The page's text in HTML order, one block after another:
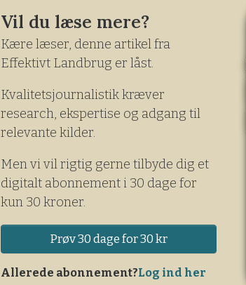
Vil du læse mere?
Kære læser, denne artikel fra
Effektivt Landbrug er låst.
Kvalitetsjournalistik kræver
research, ekspertise og adgang til
relevante kilder.
Men vi vil rigtig gerne tilbyde dig et
digitalt abonnement i 30 dage for
kun 30 kroner.
Prøv 30 dage for 30 kr
Allerede abonnement?Log ind her